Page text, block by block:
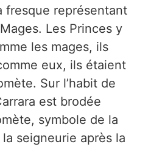
fresque représentant
Les Princes y
les mages, ils
eux, ils étaient
Sur l’habit de
est brodée
symbole de la
seigneurie après la